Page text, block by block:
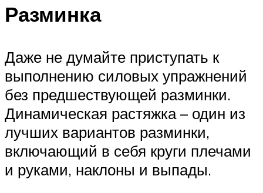
Разминка
Даже не думайте приступать к
выполнению силовых упражнений
без предшествующей разминки.
Динамическая растяжка – один из
лучших вариантов разминки,
включающий в себя круги плечами
и руками, наклоны и выпады.